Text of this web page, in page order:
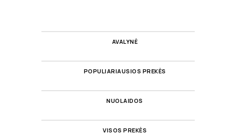
AVALYNĖ
POPULIARIAUSIOS PREKĖS
NUOLAIDOS
VISOS PREKĖS